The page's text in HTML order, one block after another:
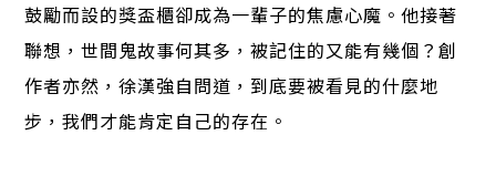
鼓勵而設的獎盃櫃卻成為一輩子的焦慮心魔。他接著
聯想，世間鬼故事何其多，被記住的又能有幾個？創
作者亦然，徐漢強自問道，到底要被看見的什麼地
步，我們才能肯定自己的存在。